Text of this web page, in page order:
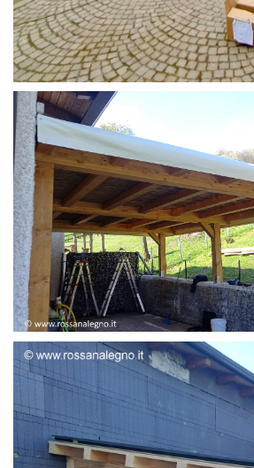
STRUTTURA CAMPER
STRUTTURA ADDOSSATA LAMELLARE